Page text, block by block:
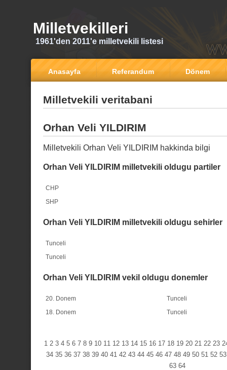
Milletvekilleri
1961'den 2011'e milletvekili listesi
Anasayfa Referandum Dönem
Milletvekili veritabani
Orhan Veli YILDIRIM
Milletvekili Orhan Veli YILDIRIM hakkinda bilgi
Orhan Veli YILDIRIM milletvekili oldugu partiler
CHP
SHP
Orhan Veli YILDIRIM milletvekili oldugu sehirler
Tunceli
Tunceli
Orhan Veli YILDIRIM vekil oldugu donemler
20. Donem
Tunceli
18. Donem
Tunceli
1 2 3 4 5 6 7 8 9 10 11 12 13 14 15 16 17 18 19 20 21 22 23
34 35 36 37 38 39 40 41 42 43 44 45 46 47 48 49 50 51 52 53
63 64